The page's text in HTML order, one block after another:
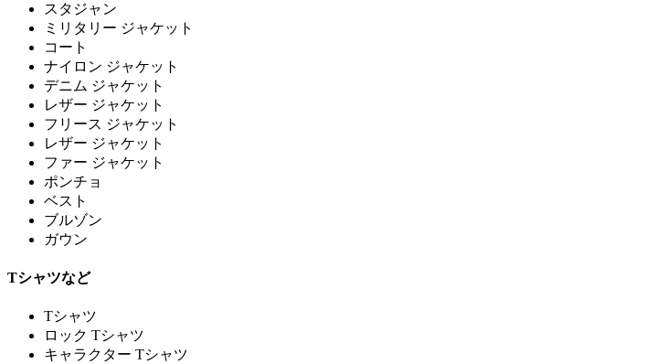
スタジャン
ミリタリー ジャケット
コート
ナイロン ジャケット
デニム ジャケット
レザー ジャケット
フリース ジャケット
レザー ジャケット
ファー ジャケット
ポンチョ
ベスト
ブルゾン
ガウン
Tシャツなど
Tシャツ
ロック Tシャツ
キャラクター Tシャツ